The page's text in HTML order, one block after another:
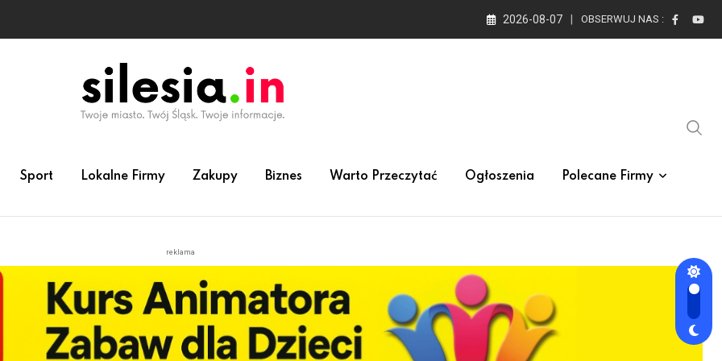
2026-08-07 OBSERWUJ NAS :
Sport Lokalne Firmy Zakupy Biznes Warto Przeczytać Ogłoszenia Polecane Firmy
reklama